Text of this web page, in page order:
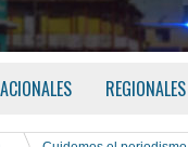
REGIONALES